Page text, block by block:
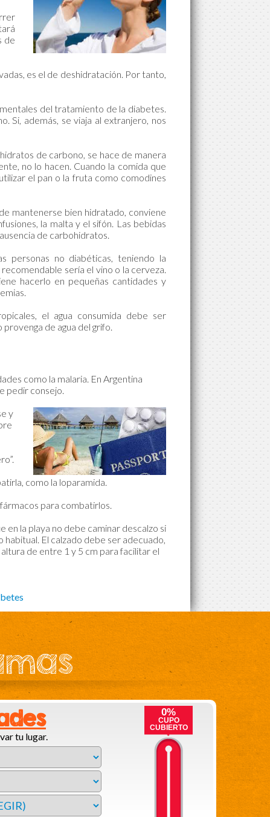
de
es el de deshidratación. Por tanto,
del tratamiento de la diabetes.
Si, además, se viaja al extranjero, nos
de carbono, se hace de manera
no lo hacen. Cuando la comida que
el pan o la fruta como comodines
mantenerse bien hidratado, conviene
la malta y el sifón. Las bebidas
de carbohidratos.
personas no diabéticas, teniendo la
sería el vino o la cerveza.
hacerlo en pequeñas cantidades y
el agua consumida debe ser
de agua del grifo.
como la malaria. En Argentina
pedir consejo.
y
como la loparamida.
para combatirlos.
la playa no debe caminar descalzo si
El calzado debe ser adecuado,
de entre 1 y 5 cm para facilitar el
tu lugar.
0%
CUPO
CUBIERTO